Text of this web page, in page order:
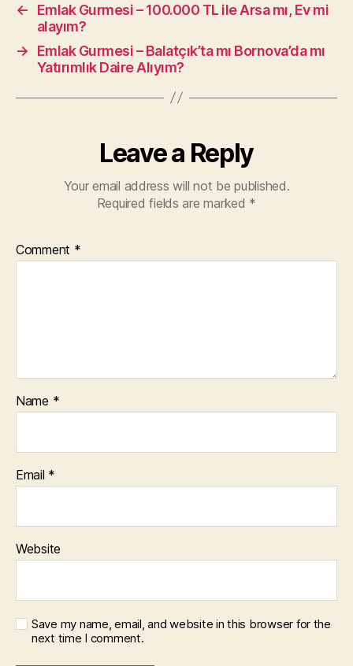
←
Emlak Gurmesi – 100.000 TL ile Arsa mı, Ev mi
alayım?
→
Emlak Gurmesi – Balatçık’ta mı Bornova’da mı
Yatırımlık Daire Alıyım?
Leave a Reply
Your email address will not be published.
Required fields are marked *
Comment *
Name *
Email *
Website
Save my name, email, and website in this browser for the
next time I comment.